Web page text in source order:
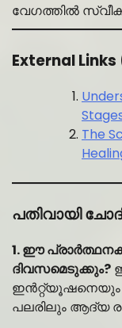
വേഗത്തിൽ
External
The
പതിവായി
1. ഈ
ദിവസമെടുക്കും?
ഇൻറ്റ്യൂഷനെയും
പലരിലും ആദ്യ